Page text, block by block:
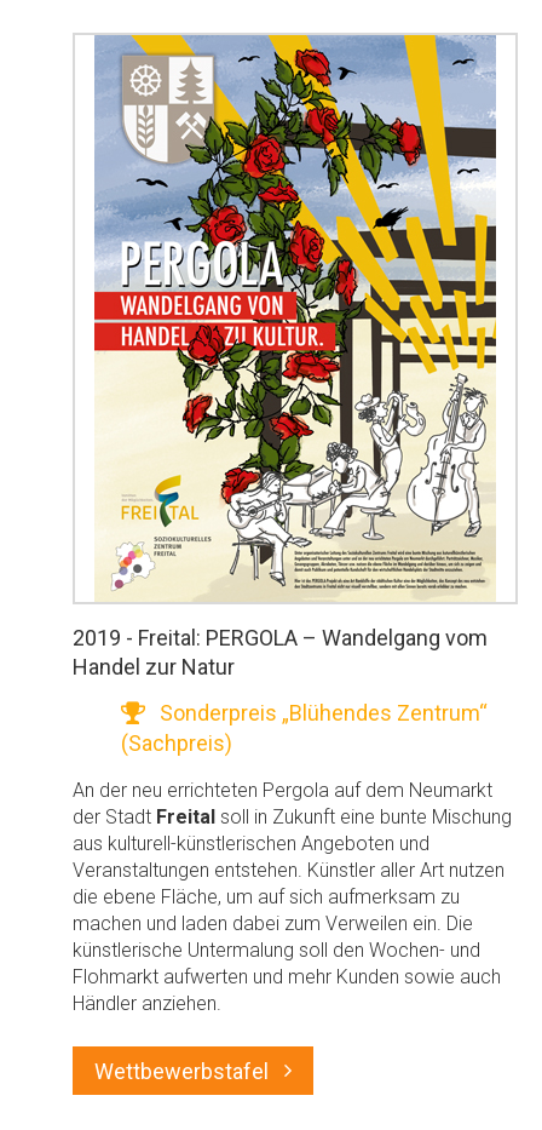
2019 - Freital: PERGOLA – Wandelgang vom
Handel zur Natur
Sonderpreis „Blühendes Zentrum“
(Sachpreis)
An der neu errichteten Pergola auf dem Neumarkt
der Stadt Freital soll in Zukunft eine bunte Mischung
aus kulturell-künstlerischen Angeboten und
Veranstaltungen entstehen. Künstler aller Art nutzen
die ebene Fläche, um auf sich aufmerksam zu
machen und laden dabei zum Verweilen ein. Die
künstlerische Untermalung soll den Wochen- und
Flohmarkt aufwerten und mehr Kunden sowie auch
Händler anziehen.
Wettbewerbstafel